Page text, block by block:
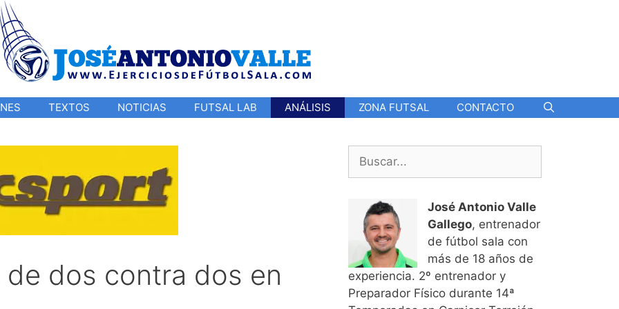
TEXTOS NOTICIAS FUTSAL LAB ANÁLISIS ZONA FUTSAL CONTACTO
dos contra dos en
Buscar:
José Antonio Valle
Gallego, entrenador
de fútbol sala con
más de 18 años de
experiencia. 2º entrenador y
Preparador Físico durante 14ª